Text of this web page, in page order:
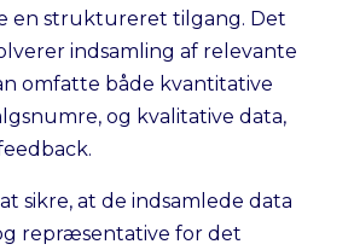
en struktureret tilgang. Det
indsamling af relevante
omfatte både kvantitative
og kvalitative data,
sikre, at de indsamlede data
repræsentative for det